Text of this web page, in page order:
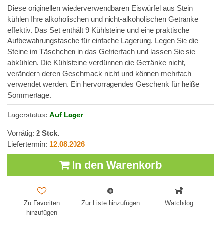
Diese originellen wiederverwendbaren Eiswürfel aus Stein
kühlen Ihre alkoholischen und nicht-alkoholischen Getränke
effektiv. Das Set enthält 9 Kühlsteine und eine praktische
Aufbewahrungstasche für einfache Lagerung. Legen Sie die
Steine im Täschchen in das Gefrierfach und lassen Sie sie
abkühlen. Die Kühlsteine verdünnen die Getränke nicht,
verändern deren Geschmack nicht und können mehrfach
verwendet werden. Ein hervorragendes Geschenk für heiße
Sommertage.
Lagerstatus: Auf Lager
Vorrätig: 2 Stck.
Liefertermin: 12.08.2026
In den Warenkorb
Zu Favoriten
hinzufügen
Zur Liste hinzufügen Watchdog